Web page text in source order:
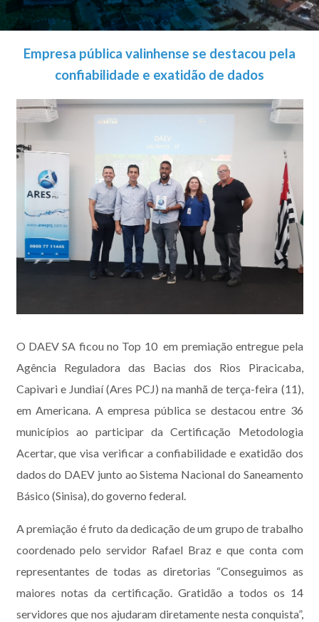
Empresa pública valinhense se destacou pela
confiabilidade e exatidão de dados
O DAEV SA ficou no Top 10 em premiação entregue pela
Agência Reguladora das Bacias dos Rios Piracicaba,
Capivari e Jundiaí (Ares PCJ) na manhã de terça-feira (11),
em Americana. A empresa pública se destacou entre 36
municípios ao participar da Certificação Metodologia
Acertar, que visa verificar a confiabilidade e exatidão dos
dados do DAEV junto ao Sistema Nacional do Saneamento
Básico (Sinisa), do governo federal.
A premiação é fruto da dedicação de um grupo de trabalho
coordenado pelo servidor Rafael Braz e que conta com
representantes de todas as diretorias “Conseguimos as
maiores notas da certificação. Gratidão a todos os 14
servidores que nos ajudaram diretamente nesta conquista”,